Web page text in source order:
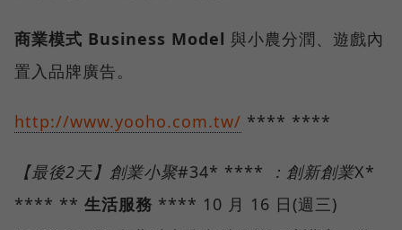
商業模式 Business Model 與小農分潤、遊戲內
置入品牌廣告。
http://www.yooho.com.tw/ **** ****
【最後2天】創業小聚#34* **** ：創新創業X*
**** ** 生活服務 **** 10 月 16 日(週三)